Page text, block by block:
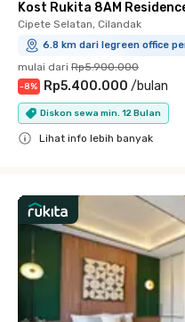
Kost Rukita 8AM
Cipete Selatan, Cilandak
6.8 km dari legreen office
mulai dari Rp5.900.000
-8% Rp5.400.000 /bulan
Diskon sewa min. 12 Bulan
Lihat info lebih banyak